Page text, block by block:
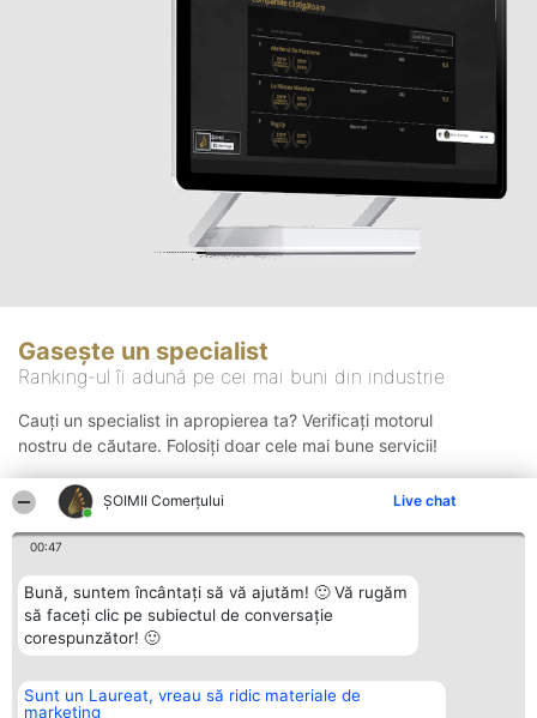
ȘOIMII Comerțului Live chat
00:47
Bună, suntem încântați să vă ajutăm! 🙂 Vă rugăm
să faceți clic pe subiectul de conversație
corespunzător! 🙂
Sunt un Laureat, vreau să ridic materiale de
marketing
Gasește un specialist
Ranking-ul îi adună pe cei mai buni din industrie
Cauți un specialist in apropierea ta? Verificați motorul
nostru de căutare. Folosiți doar cele mai bune servicii!
Organizator Ranking
BRIGHT SOLUTIONS BR SRL
Plebiscyt Contact